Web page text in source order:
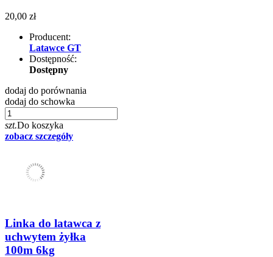
20,00 zł
Producent:
Latawce GT
Dostępność:
Dostępny
dodaj do porównania
dodaj do schowka
szt.Do koszyka
zobacz szczegóły
Linka do latawca z
uchwytem żyłka
100m 6kg